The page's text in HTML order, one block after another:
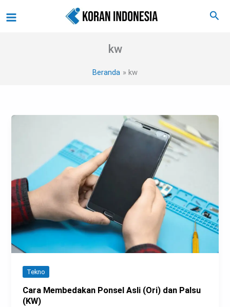
ke
Cari
kw
Beranda kw
Tekno
Cara Membedakan Ponsel Asli (Ori) dan Palsu
(KW)